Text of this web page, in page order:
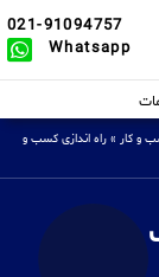
021-91094757
Whatsapp
و کار » راه اندازی کسب و